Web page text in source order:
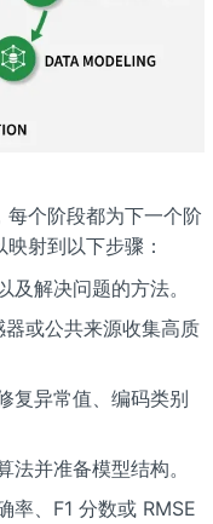
个阶段都为下一个阶
射到以下步骤：
及解决问题的方法。
或公共来源收集高质
复异常值、编码类别
法并准备模型结构。
率、F1 分数或 RMSE